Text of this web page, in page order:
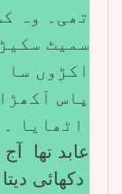
تھی۔ وہ
سمیٹ
اکڑوں
پاس
عابد تھا